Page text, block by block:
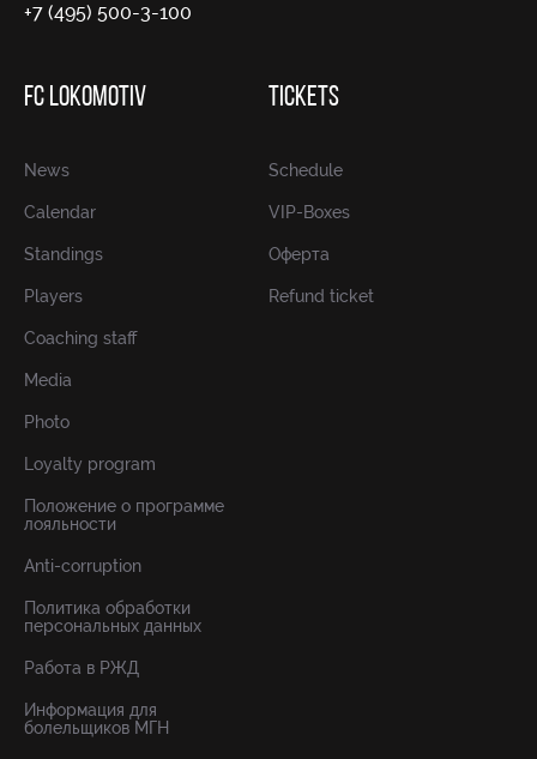
+7 (495) 500-3-100
FC LOKOMOTIV
News
Calendar
Standings
Players
Coaching staff
Media
Photo
Loyalty program
Положение о программе
лояльности
Anti-corruption
Политика обработки
персональных данных
Работа в РЖД
Информация для
болельщиков МГН
TICKETS
Schedule
VIP-Boxes
Оферта
Refund ticket